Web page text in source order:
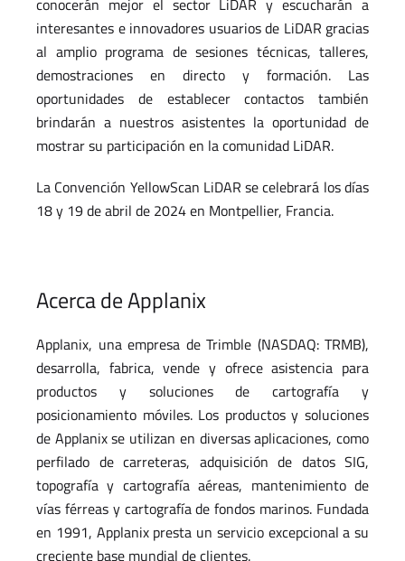
conocerán mejor el sector LiDAR y escucharán a
interesantes e innovadores usuarios de LiDAR gracias
al amplio programa de sesiones técnicas, talleres,
demostraciones en directo y formación. Las
oportunidades de establecer contactos también
brindarán a nuestros asistentes la oportunidad de
mostrar su participación en la comunidad LiDAR.
La Convención YellowScan LiDAR se celebrará los días
18 y 19 de abril de 2024 en Montpellier, Francia.
Acerca de Applanix
Applanix, una empresa de Trimble (NASDAQ: TRMB),
desarrolla, fabrica, vende y ofrece asistencia para
productos y soluciones de cartografía y
posicionamiento móviles. Los productos y soluciones
de Applanix se utilizan en diversas aplicaciones, como
perfilado de carreteras, adquisición de datos SIG,
topografía y cartografía aéreas, mantenimiento de
vías férreas y cartografía de fondos marinos. Fundada
en 1991, Applanix presta un servicio excepcional a su
creciente base mundial de clientes.